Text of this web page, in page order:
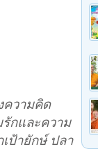
ความคิด
กและความ
ป้ายักษ์ ปลา